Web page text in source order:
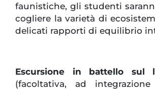
faunistiche, gli studenti
cogliere la varietà di
delicati rapporti di equilibrio
Escursione in battello sul
(facoltativa, ad